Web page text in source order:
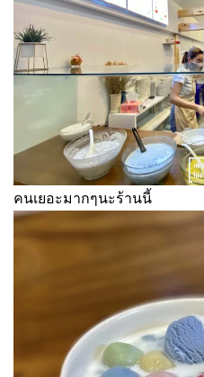
คนเยอะมากๆนะร้านนี้